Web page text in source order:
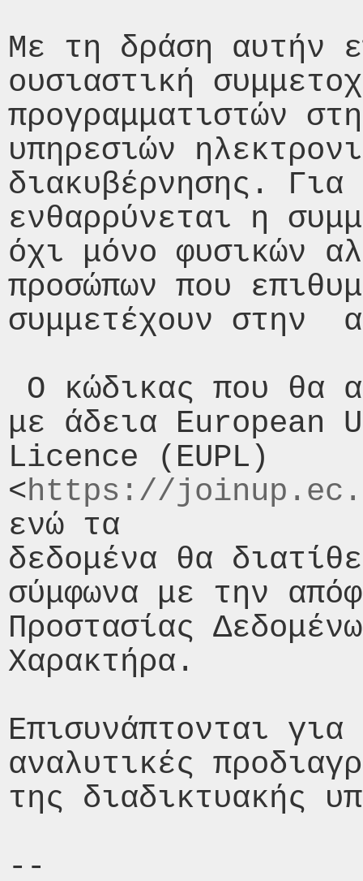
Με τη δράση αυτήν
ουσιαστική
προγραμματιστών
υπηρεσιών
διακυβέρνησης.
ενθαρρύνεται η
όχι μόνο φυσικών
προσώπων που
συμμετέχουν στην
με άδεια European
Licence (EUPL)
<https://
ενώ τα
δεδομένα θα
σύμφωνα με την
Προστασίας
Χαρακτήρα.
Επισυνάπτονται
αναλυτικές
της διαδικτυακής
--